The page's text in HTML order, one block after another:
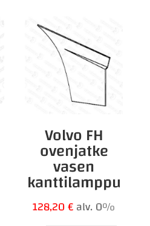
Volvo FH
ovenjatke
vasen
kanttilamppu
128,20€alv. 0%